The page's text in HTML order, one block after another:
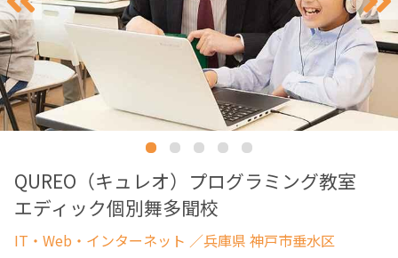
QUREO（キュレオ）プログラミング教室
エディック個別舞多聞校
IT・Web・インターネット ／兵庫県 神戸市垂水区